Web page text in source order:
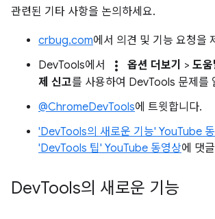
관련된 기타 사항을 논의하세요.
crbug.com에서 의견 및 기능 요청을
DevTools에서
more_vert 옵션 더보기 > 도
제 신고를 사용하여 DevTools 문제를
@ChromeDevTools에 트윗합니다.
'DevTools의 새로운 기능' YouTube
'DevTools 팁' YouTube 동영상에 댓
DevTools의 새로운 기능